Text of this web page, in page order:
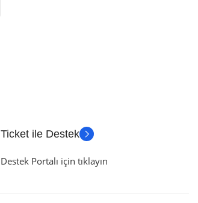
Ticket ile Destek
Destek Portalı için tıklayın